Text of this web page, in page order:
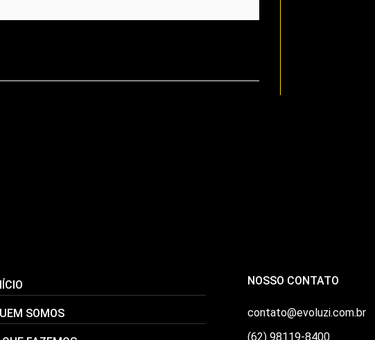
SOMOS
NOSSO CONTATO
contato@evoluzi.com.br
(62) 98119-8400